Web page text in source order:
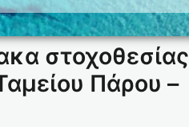
στοχοθεσίας
Πάρου –